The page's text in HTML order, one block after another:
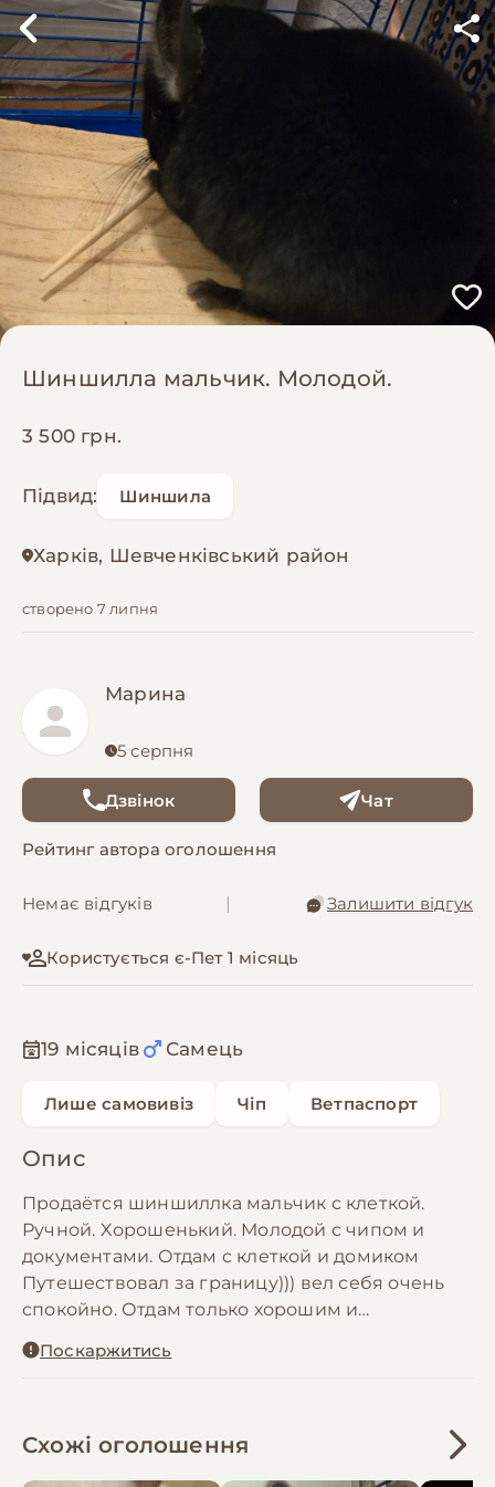
Шиншилла мальчик. Молодой.
3 500 грн.
Підвид: Шиншила
Харків, Шевченківський район
створено 7 липня
Марина
5 серпня
Дзвінок Чат
Рейтинг автора оголошення
Немає відгуків Залишити відгук
Користується є-Пет 1 місяць
19 місяців Самець
Лише самовивіз Чіп Ветпаспорт
Опис
Продаётся шиншиллка мальчик с клеткой.
Ручной. Xорошенький. Молодой с чипом и
документами. Отдам с клеткой и домиком
Путешествовал за границу))) вел себя очень
спокойно. Отдам только хорошим и
членом семьи о котором будут заботиться.
Поскаржитись
Схожі оголошення